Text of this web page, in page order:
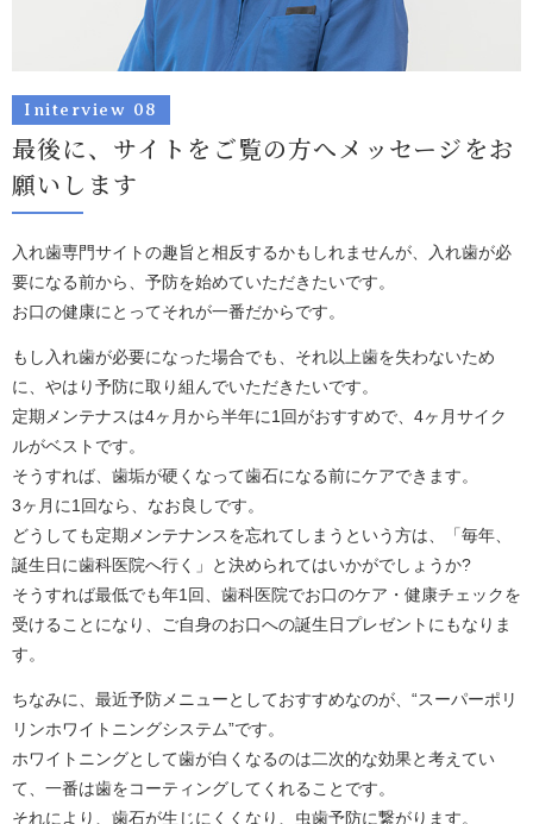
Initerview 08
最後に、サイトをご覧の方へメッセージをお
願いします
入れ歯専門サイトの趣旨と相反するかもしれませんが、入れ歯が必
要になる前から、予防を始めていただきたいです。
お口の健康にとってそれが一番だからです。
もし入れ歯が必要になった場合でも、それ以上歯を失わないため
に、やはり予防に取り組んでいただきたいです。
定期メンテナスは4ヶ月から半年に1回がおすすめで、4ヶ月サイク
ルがベストです。
そうすれば、歯垢が硬くなって歯石になる前にケアできます。
3ヶ月に1回なら、なお良しです。
どうしても定期メンテナンスを忘れてしまうという方は、「毎年、
誕生日に歯科医院へ行く」と決められてはいかがでしょうか?
そうすれば最低でも年1回、歯科医院でお口のケア・健康チェックを
受けることになり、ご自身のお口への誕生日プレゼントにもなりま
す。
ちなみに、最近予防メニューとしておすすめなのが、“スーパーポリ
リンホワイトニングシステム”です。
ホワイトニングとして歯が白くなるのは二次的な効果と考えてい
て、一番は歯をコーティングしてくれることです。
それにより、歯石が生じにくくなり、虫歯予防に繋がります。